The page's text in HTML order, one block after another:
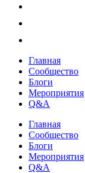
Главная
Сообщество
Блоги
Мероприятия
Q&A
Главная
Сообщество
Блоги
Мероприятия
Q&A